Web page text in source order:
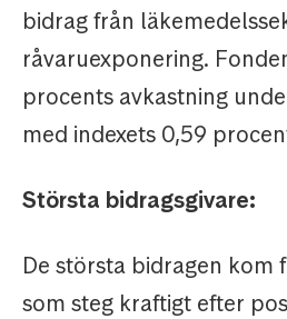
bidrag från
råvaruexponering.
procents avkastning
med indexets 0,59
Största bidragsgivare:
De största bidragen kom
som steg kraftigt efter